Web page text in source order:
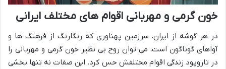
خون گرمی و مهربانی اقوام های مختلف ایرانی
در هر گوشه از ایران، سرزمین پهناوری که رنگارنگ از فرهنگ ها و
آواهای گوناگون است، می توان روح بی نظیر خون گرمی و مهربانی را
در تاروپود زندگی اقوام مختلفش حس کرد. این صفات نه تنها بخشی